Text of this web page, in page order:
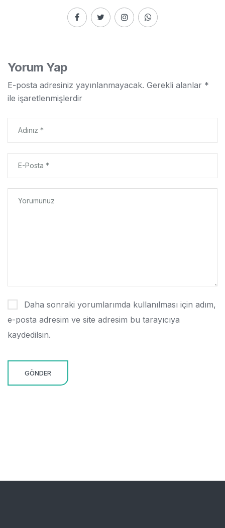
Yorum Yap
E-posta adresiniz yayınlanmayacak. Gerekli alanlar *
ile işaretlenmişlerdir
Daha sonraki yorumlarımda kullanılması için adım,
e-posta adresim ve site adresim bu tarayıcıya
kaydedilsin.